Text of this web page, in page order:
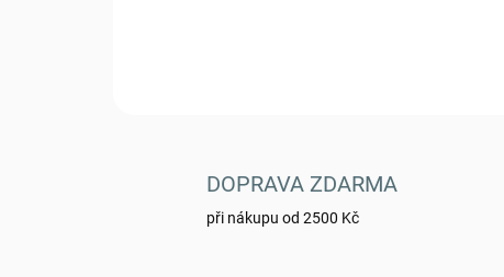
DOPRAVA ZDARMA
při nákupu od 2500 Kč